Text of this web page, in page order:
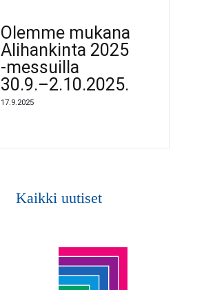
Olemme mukana
Alihankinta 2025
-messuilla
30.9.–2.10.2025.
17.9.2025
Kaikki uutiset